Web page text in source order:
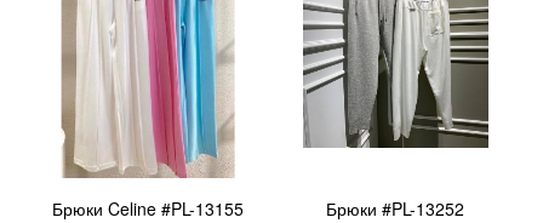
Брюки Celine #PL-13155 Брюки #PL-13252